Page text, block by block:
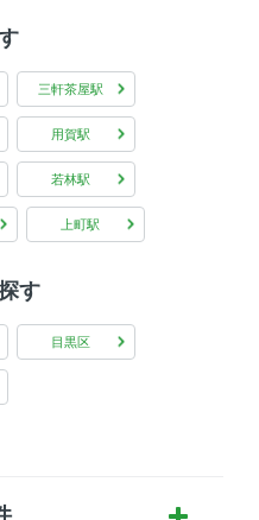
三軒茶屋駅
用賀駅
若林駅
上町駅
す
目黒区